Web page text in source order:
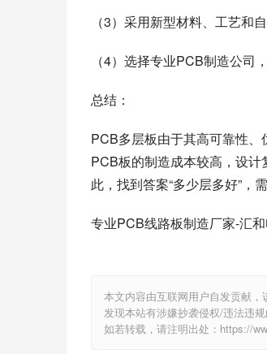
（3）采用新型材料、工艺和
（4）选择专业PCB制造公司
总结：
PCB多层板由于其高可靠性
PCB板的制造成本较高，设
此，找到答案“多少层多好”，
专业PCB线路板制造厂家-汇和
本文内容由互联网用户自发贡献
发现本站有涉嫌抄袭侵权/违法违
如若转载，请注明出处：https://